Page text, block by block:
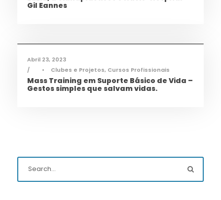
Gil Eannes
Abril 23, 2023
•
Clubes e Projetos, Cursos Profissionais
Mass Training em Suporte Básico de Vida –
Gestos simples que salvam vidas.